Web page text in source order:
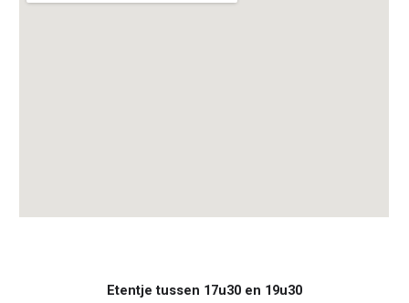
Etentje tussen 17u30 en 19u30